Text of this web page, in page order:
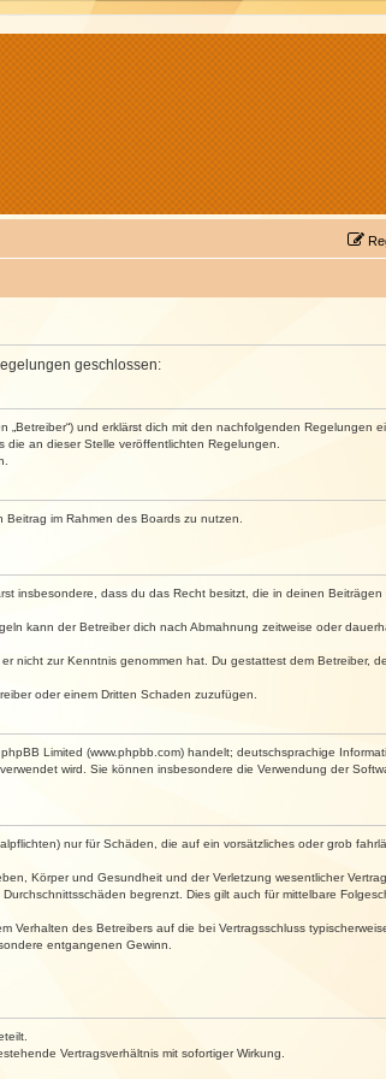
geschlossen:
und erklärst dich mit den nachfolgenden Regelungen
an dieser Stelle veröffentlichten Regelungen.
im Rahmen des Boards zu nutzen.
insbesondere, dass du das Recht besitzt, die in deinen
kann der Betreiber dich nach Abmahnung zeitweise oder
nicht zur Kenntnis genommen hat. Du gestattest dem Betreiber,
oder einem Dritten Schaden zuzufügen.
Limited (www.phpbb.com) handelt; deutschsprachige
wird. Sie können insbesondere die Verwendung der
nur für Schäden, die auf ein vorsätzliches oder grob
Körper und Gesundheit und der Verletzung wesentlicher
begrenzt. Dies gilt auch für mittelbare
des Betreibers auf die bei Vertragsschluss
entgangenen Gewinn.
Vertragsverhältnis mit sofortiger Wirkung.